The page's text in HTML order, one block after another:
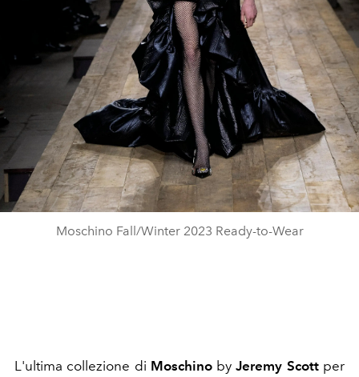
Moschino Fall/Winter 2023 Ready-to-Wear
L'ultima collezione di MoschinobyJeremy Scott per